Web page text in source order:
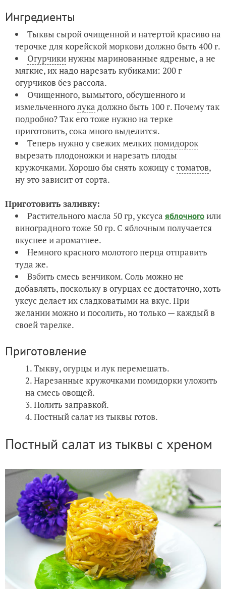
Ингредиенты
Тыквы сырой очищенной и натертой красиво на
терочке для корейской моркови должно быть 400 г.
Огурчикинужны маринованные ядреные, а не
мягкие, их надо нарезать кубиками: 200 г
огурчиков без рассола.
Очищенного, вымытого, обсушенного и
измельченноголука должно быть 100 г. Почему так
подробно? Так его тоже нужно на терке
приготовить, сока много выделится.
Теперь нужно у свежих мелкихпомидорок
вырезать плодоножки и нарезать плоды
кружочками. Хорошо бы снять кожицу с томатов,
ну это зависит от сорта.
Приготовить заливку:
Растительного масла 50 гр, уксуса яблочногоили
виноградного тоже 50 гр. С яблочным получается
вкуснее и ароматнее.
Немного красного молотого перца отправить
туда же.
Взбить смесь венчиком. Соль можно не
добавлять, поскольку в огурцах ее достаточно, хоть
уксус делает их сладковатыми на вкус. При
желании можно и посолить, но только — каждый в
своей тарелке.
Приготовление
Тыкву, огурцы и лук перемешать.
Нарезанные кружочками помидорки уложить
на смесь овощей.
Полить заправкой.
Постный салат из тыквы готов.
Постный салат из тыквы с хреном